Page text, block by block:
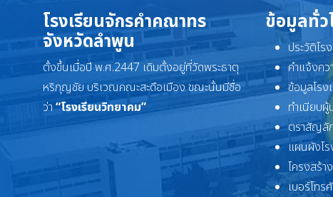
โรงเรียนจักรคำคณาทร
จังหวัดลำพูน
ตั้งขึ้นเมื่อปี พ.ศ.2447 เดิมตั้งอยู่ที่วัดพระธาตุ
หริภุญชัย บริเวณคณะสะดือเมือง ขณะนั้นมีชื่อ
ว่า“โรงเรียนวิทยาคม”
ข้อมูลทั่ว
ประวัติโร
คำแจ้งคว
ข้อมูลโรง
ทำเนียบผู้
ตราสัญลั
แผนผังโ
โครงสร้า
เบอร์โทร